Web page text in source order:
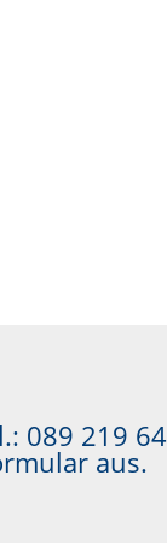
089 219
aus.